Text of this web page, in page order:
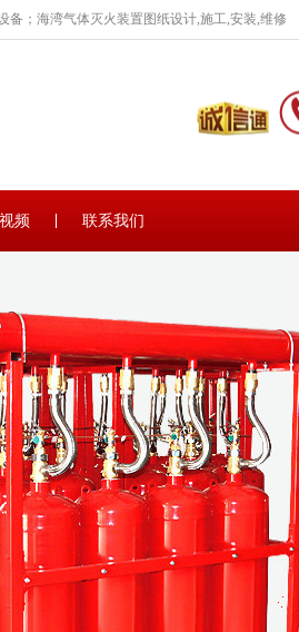
备；海湾气体灭火装置图纸设计,施工,安装,维修
频 联系我们